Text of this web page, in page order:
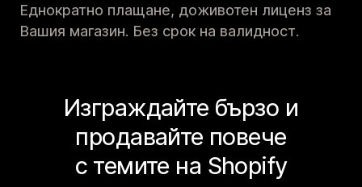
Еднократно плащане, доживотен лиценз за
Вашия магазин. Без срок на валидност.
Изграждайте бързо и
продавайте повече
с темите на Shopify